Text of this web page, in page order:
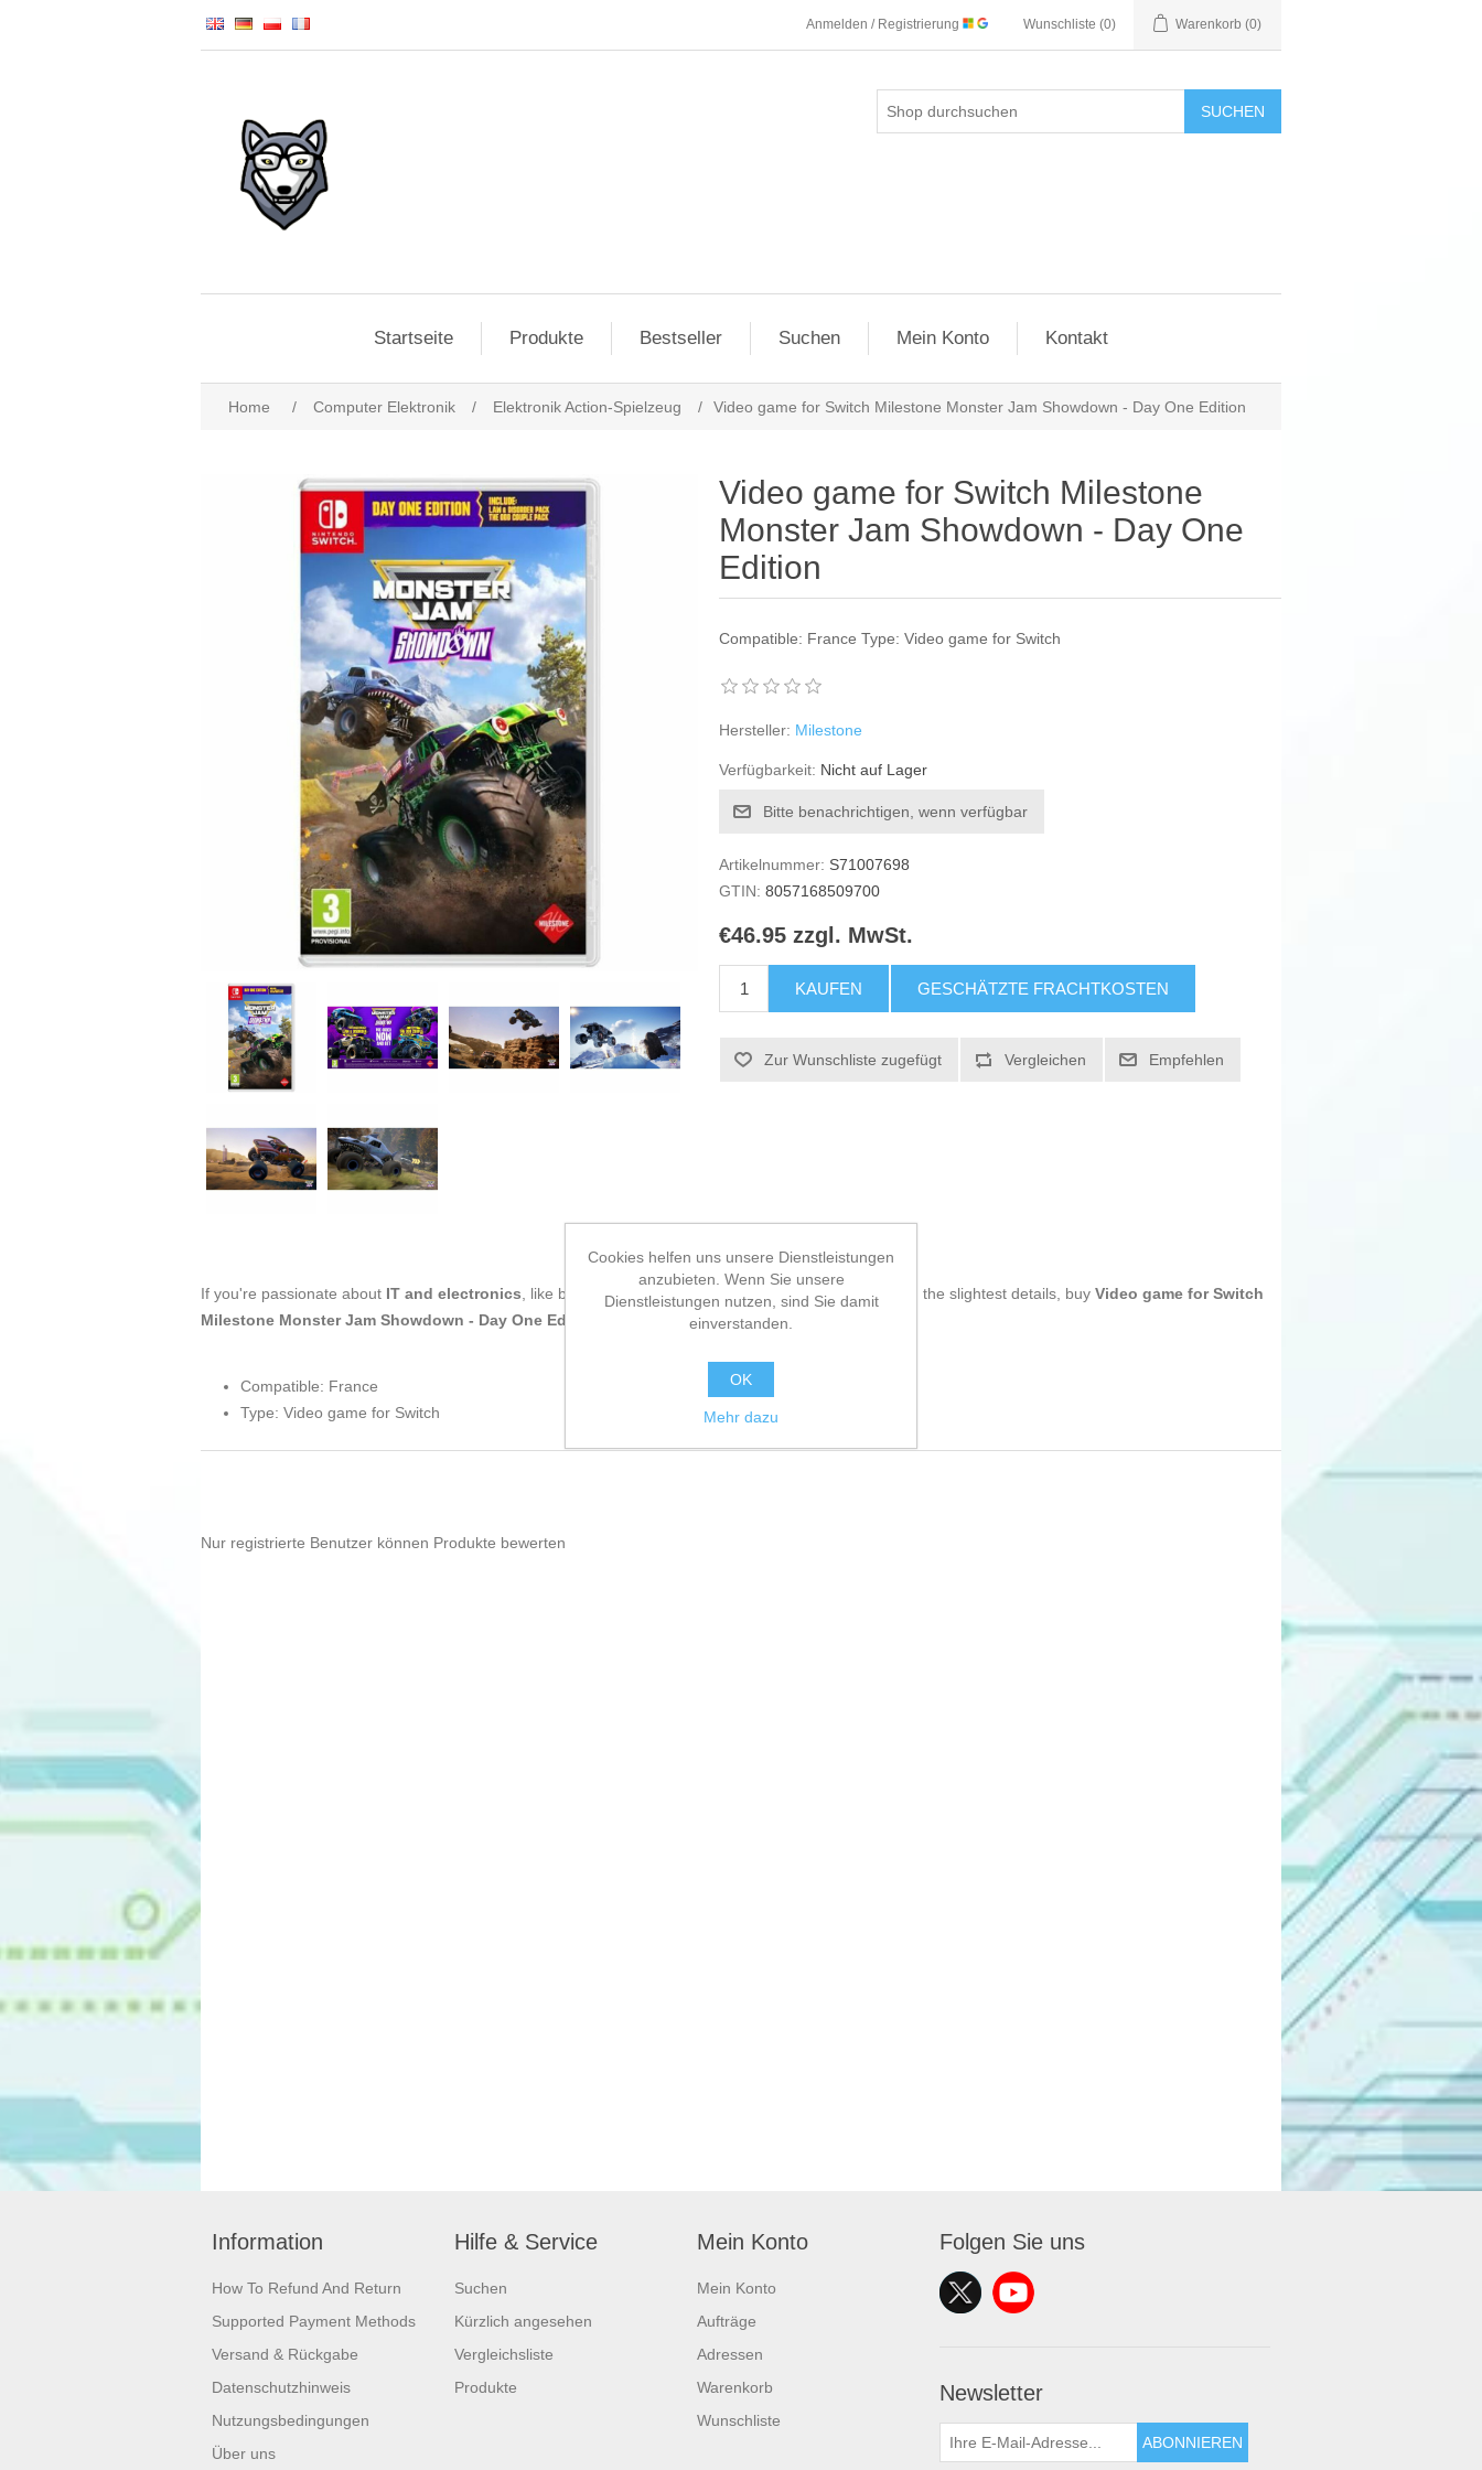
Anmelden / Registrierung Wunschliste (0) Warenkorb (0)
SUCHEN
Startseite Produkte Bestseller Suchen Mein Konto Kontakt
Home / Computer Elektronik / Elektronik Action-Spielzeug / Video game for Switch Milestone Monster Jam Showdown - Day One Edition
Video game for Switch Milestone
Monster Jam Showdown - Day One
Edition
Compatible: France Type: Video game for Switch
Hersteller: Milestone
Verfügbarkeit: Nicht auf Lager
Bitte benachrichtigen, wenn verfügbar
Artikelnummer: S71007698
GTIN: 8057168509700
€46.95 zzgl. MwSt.
KAUFEN GESCHÄTZTE FRACHTKOSTEN
Zur Wunschliste zugefügt Vergleichen Empfehlen
If you're passionate about IT and electronics , like being up to date on technology and don't miss even the slightest details, buy Video game for Switch
Milestone Monster Jam Showdown - Day One Edition
at an unbeatable price.
Compatible: France
Type: Video game for Switch
Nur registrierte Benutzer können Produkte bewerten
Information
How To Refund And Return
Supported Payment Methods
Versand & Rückgabe
Datenschutzhinweis
Nutzungsbedingungen
Über uns
Hilfe & Service
Suchen
Kürzlich angesehen
Vergleichsliste
Produkte
Mein Konto
Mein Konto
Aufträge
Adressen
Warenkorb
Wunschliste
Folgen Sie uns
Newsletter
ABONNIEREN
Cookies helfen uns unsere Dienstleistungen
anzubieten. Wenn Sie unsere
Dienstleistungen nutzen, sind Sie damit
einverstanden.
OK
Mehr dazu